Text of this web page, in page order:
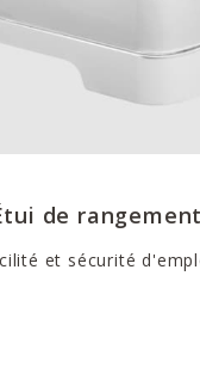
de rangement
et sécurité